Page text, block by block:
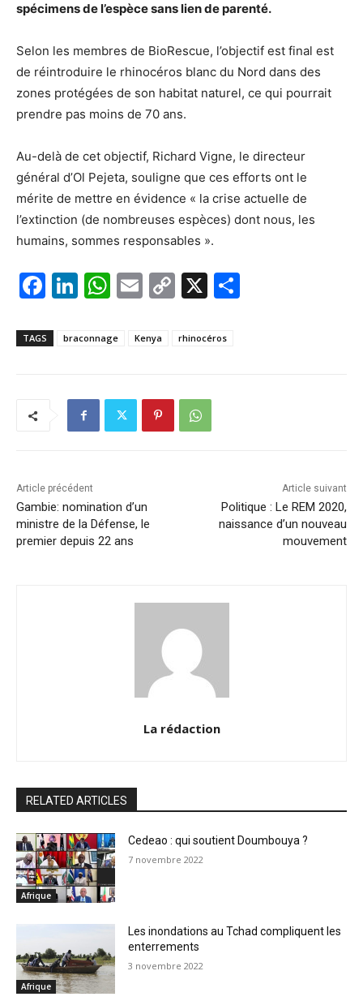
spécimens de l’espèce sans lien de parenté.
Selon les membres de BioRescue, l’objectif est final est
de réintroduire le rhinocéros blanc du Nord dans des
zones protégées de son habitat naturel, ce qui pourrait
prendre pas moins de 70 ans.
Au-delà de cet objectif, Richard Vigne, le directeur
général d’Ol Pejeta, souligne que ces efforts ont le
mérite de mettre en évidence « la crise actuelle de
l’extinction (de nombreuses espèces) dont nous, les
humains, sommes responsables ».
F
c
Li
k
n
W
at
p
p
E
ai
C
p
n
k
X
TAGS braconnage Kenya rhinocéros
Article précédent
Gambie: nomination d’un
ministre de la Défense, le
premier depuis 22 ans
Article suivant
Politique : Le REM 2020,
naissance d’un nouveau
mouvement
La rédaction
RELATED ARTICLES
Afrique
Cedeao : qui soutient Doumbouya ?
7 novembre 2022
Afrique
Les inondations au Tchad compliquent les
enterrements
3 novembre 2022